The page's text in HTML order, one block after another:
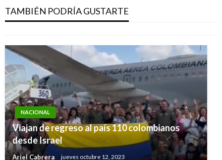
TAMBIÉN PODRÍA GUSTARTE
años al alcalde de Juradó, Chocó
Ariel Cabrera jueves noviembre 7, 2019
NACIONAL
Viajan de regreso al país 110 colombianos
desde Israel
Ariel Cabrera jueves octubre 12, 2023